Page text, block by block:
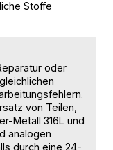
Stoffe
oder
von Teilen,
Metall 316L und
analogen
durch eine 24-